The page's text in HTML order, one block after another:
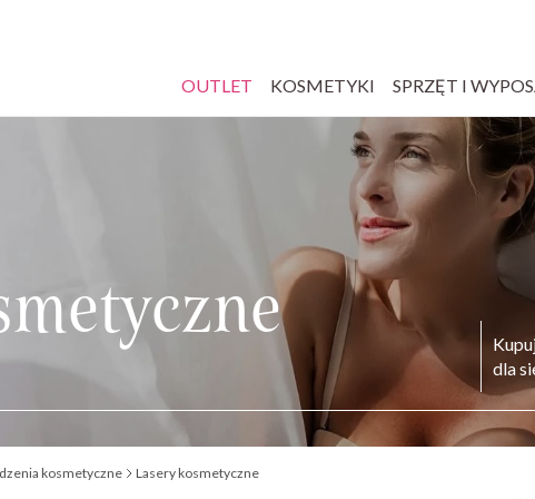
OUTLET KOSMETYKI SPRZĘT I
dla
kosmetyczne Lasery kosmetyczne